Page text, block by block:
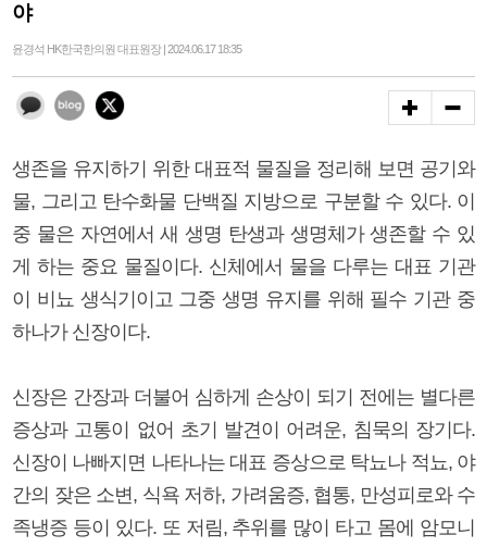
야
윤경석 HK한국한의원 대표원장 | 2024.06.17 18:35
생존을 유지하기 위한 대표적 물질을 정리해 보면 공기와
물, 그리고 탄수화물 단백질 지방으로 구분할 수 있다. 이
중 물은 자연에서 새 생명 탄생과 생명체가 생존할 수 있
게 하는 중요 물질이다. 신체에서 물을 다루는 대표 기관
이 비뇨 생식기이고 그중 생명 유지를 위해 필수 기관 중
하나가 신장이다.
신장은 간장과 더불어 심하게 손상이 되기 전에는 별다른
증상과 고통이 없어 초기 발견이 어려운, 침묵의 장기다.
신장이 나빠지면 나타나는 대표 증상으로 탁뇨나 적뇨, 야
간의 잦은 소변, 식욕 저하, 가려움증, 협통, 만성피로와 수
족냉증 등이 있다. 또 저림, 추위를 많이 타고 몸에 암모니